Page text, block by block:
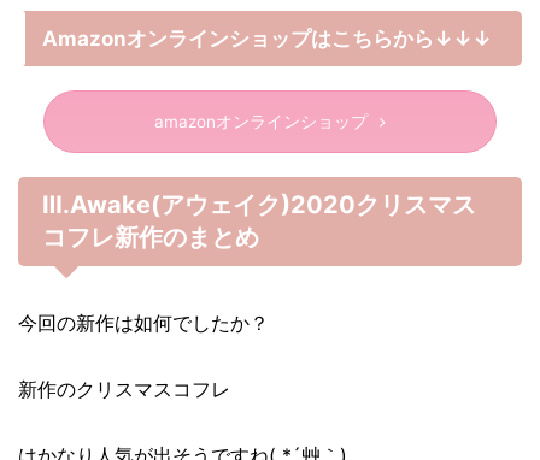
Amazonオンラインショップはこちらから↓↓↓
amazonオンラインショップ
Ⅲ.Awake(アウェイク)2020クリスマス
コフレ新作のまとめ
今回の新作は如何でしたか？
新作のクリスマスコフレ
はかなり人気が出そうですね( *´艸｀)